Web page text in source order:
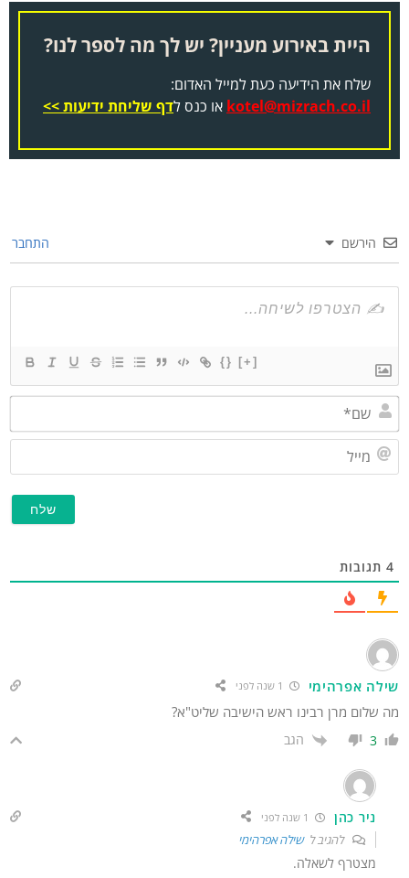
היית באירוע מעניין? יש לך מה לספר לנו?
שלח את הידיעה כעת למייל האדום:
kotel@mizrach.co.ilאו כנס לדף שליחת ידיעות >>
הירשם התחבר
{}
תגובות
אפרהימי 1 שנה לפני
שלום מרן רבינו ראש הישיבה שליט"א?
3 הגב
ניר כהן
להגיב לשילה אפרהימי
מצטרף לשאלה.